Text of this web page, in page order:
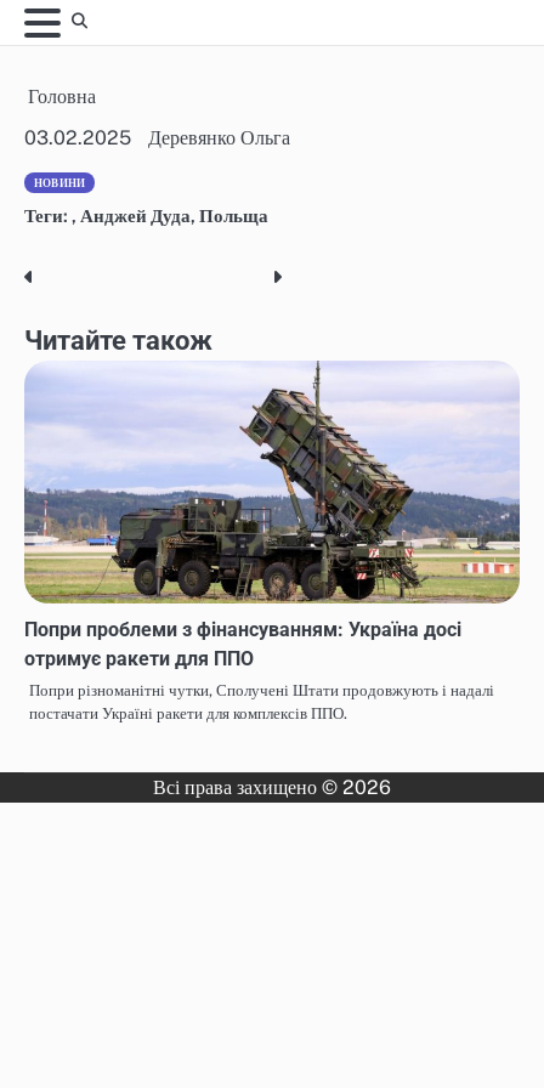
Skip
to
Головна
03.02.2025
Деревянко Ольга
НОВИНИ
Теги: , Анджей Дуда, Польща
Post
navigation
Читайте також
Попри проблеми з фінансуванням: Україна досі
отримує ракети для ППО
Попри різноманітні чутки, Сполучені Штати продовжують і надалі
постачати Україні ракети для комплексів ППО.
Всі права захищено © 2026